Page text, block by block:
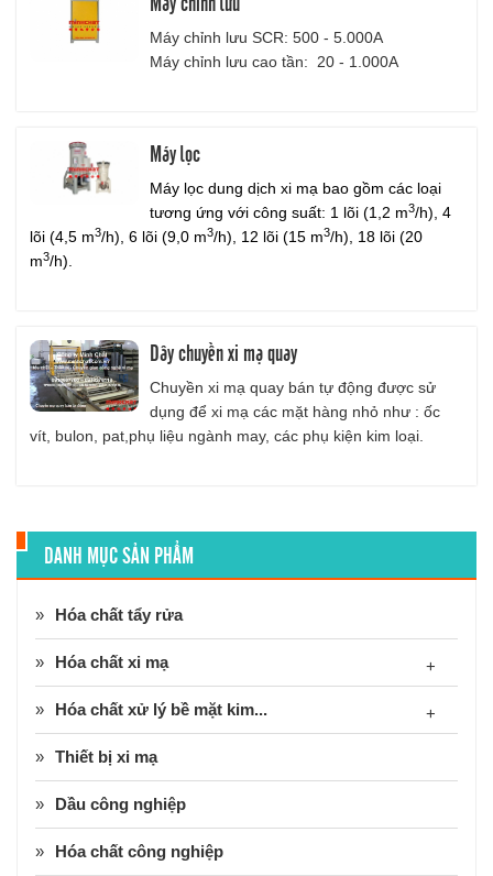
Máy chỉnh lưu SCR: 500 - 5.000A
Máy chỉnh lưu cao tần: 20 - 1.000A
Máy lọc
Máy lọc dung dịch xi mạ bao gồm các loại
tương ứng với công suất: 1 lõi (1,2 m3/h), 4
lõi (4,5 m3/h), 6 lõi (9,0 ​m3/h), 12 lõi (15 m3/h), 18 lõi (20
m3/h).
Dây chuyền xi mạ quay
Chuyền xi mạ quay bán tự động được sử
dụng để xi mạ các mặt hàng nhỏ như : ốc
vít, bulon, pat,phụ liệu ngành may, các phụ kiện kim loại.
DANH MỤC SẢN PHẨM
Hóa chất tẩy rửa
Hóa chất xi mạ +
Hóa chất xử lý bề mặt kim... +
Thiết bị xi mạ
Dầu công nghiệp
Hóa chất công nghiệp